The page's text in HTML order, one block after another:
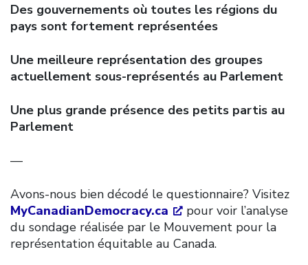
Des gouvernements où toutes les régions du
pays sont fortement représentées
Une meilleure représentation des groupes
actuellement sous-représentés au Parlement
Une plus grande présence des petits partis au
Parlement
—
Avons-nous bien décodé le questionnaire? Visitez
MyCanadianDemocracy.ca
pour voir l’analyse
du sondage réalisée par le Mouvement pour la
représentation équitable au Canada.